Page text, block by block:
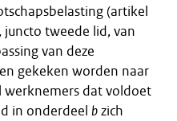
(artikel
, juncto tweede lid, van
van deze
gekeken worden naar
dat voldoet
in onderdeel bzich